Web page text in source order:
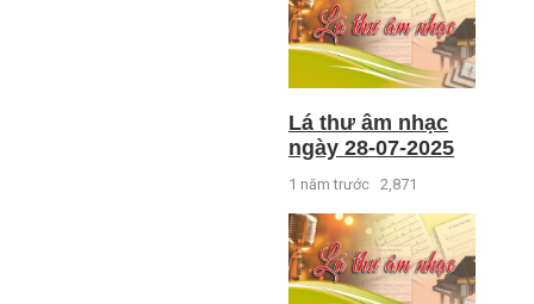
Lá thư âm nhạc
ngày 28-07-2025
1 năm trước 2,871